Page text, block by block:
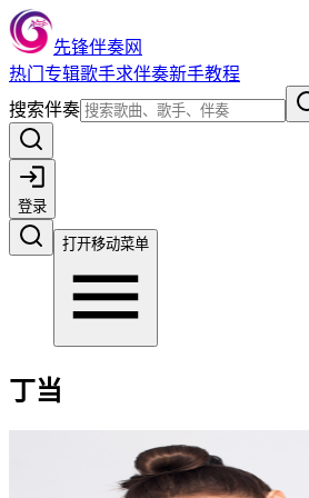
先锋伴奏网
热门 专辑歌手求伴奏新手教程
搜索伴奏
登录
打开移动菜单
丁当